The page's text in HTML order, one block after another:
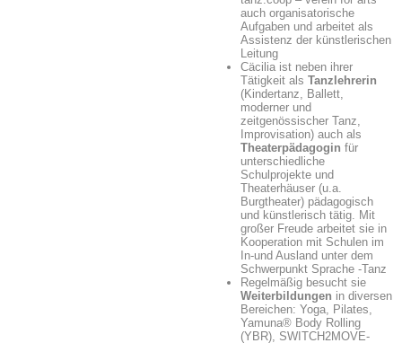
auch organisatorische
Aufgaben und arbeitet als
Assistenz der künstlerischen
Leitung
Cäcilia ist neben ihrer
Tätigkeit als Tanzlehrerin
(Kindertanz, Ballett,
moderner und
zeitgenössischer Tanz,
Improvisation) auch als
Theaterpädagogin für
unterschiedliche
Schulprojekte und
Theaterhäuser (u.a.
Burgtheater) pädagogisch
und künstlerisch tätig. Mit
großer Freude arbeitet sie in
Kooperation mit Schulen im
In-und Ausland unter dem
Schwerpunkt Sprache -Tanz
Regelmäßig besucht sie
Weiterbildungen in diversen
Bereichen: Yoga, Pilates,
Yamuna® Body Rolling
(YBR), SWITCH2MOVE-